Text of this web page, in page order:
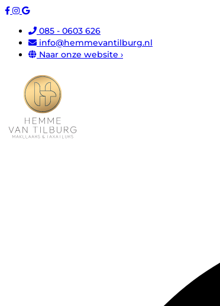
085 - 0603 626
info@hemmevantilburg.nl
Naar onze website ›